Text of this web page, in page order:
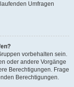
Umfragen
vorbehalten sein.
oder andere Vorgänge
Berechtigungen. Frage
Berechtigungen.